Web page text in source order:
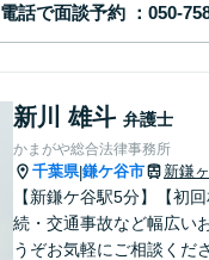
電話で面談予約
新川 雄斗 弁護士
かまがや総合法律事務所
千葉県|鎌ケ谷市 新鎌
【新鎌ケ谷駅5分】【初
続・交通事故など幅広い
うぞお気軽にご相談くだ